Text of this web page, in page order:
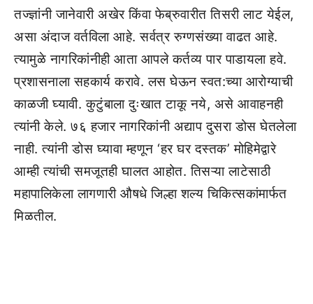
तज्ज्ञांनी जानेवारी अखेर किंवा फेब्रुवारीत तिसरी लाट येईल,
असा अंदाज वर्तविला आहे. सर्वत्र रुग्णसंख्या वाढत आहे.
त्यामुळे नागरिकांनीही आता आपले कर्तव्य पार पाडायला हवे.
प्रशासनाला सहकार्य करावे. लस घेऊन स्वत:च्या आरोग्याची
काळजी घ्यावी. कुटुंबाला दुःखात टाकू नये, असे आवाहनही
त्यांनी केले. ७६ हजार नागरिकांनी अद्याप दुसरा डोस घेतलेला
नाही. त्यांनी डोस घ्यावा म्हणून ‘हर घर दस्तक’ मोहिमेद्वारे
आम्ही त्यांची समजूतही घालत आहोत. तिसऱ्या लाटेसाठी
महापालिकेला लागणारी औषधे जिल्हा शल्य चिकित्सकांमार्फत
मिळतील.